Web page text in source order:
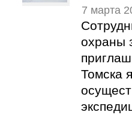
7 марта
охраны
Томска